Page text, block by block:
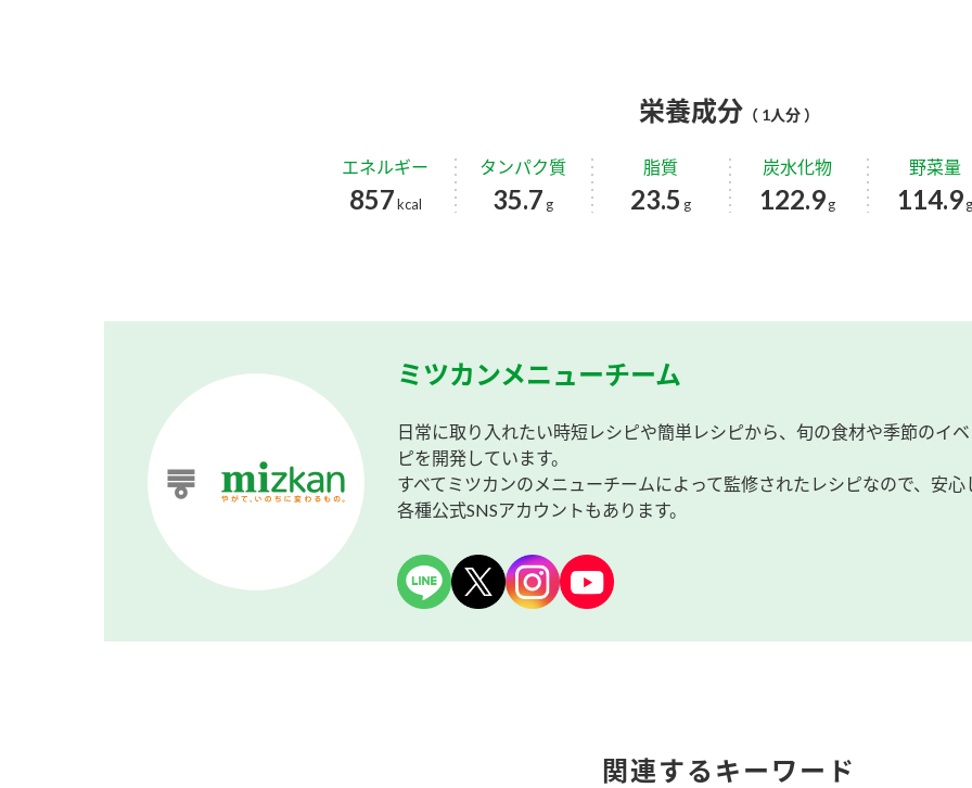
栄養成分 （ 1人分 ）
エネルギー
857kcal
タンパク質
35.7 g
脂質
23.5 g
炭水化物
122.9g
野菜量
114.9g
ミツカンメニューチーム
日常に取り入れたい時短レシピや簡単レシピから、旬の食材や季節のイ
ピを開発しています。
すべてミツカンのメニューチームによって監修されたレシピなので、安
各種公式SNSアカウントもあります。
関連するキーワード